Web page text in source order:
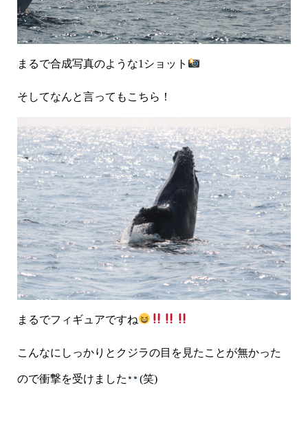
まるで合成写真のような1ショット
そしてなんと言ってもこちら！
まるでフィギュアですね
こんなにしっかりとクジラの目を見たことが無かった
ので衝撃を受けました (笑)